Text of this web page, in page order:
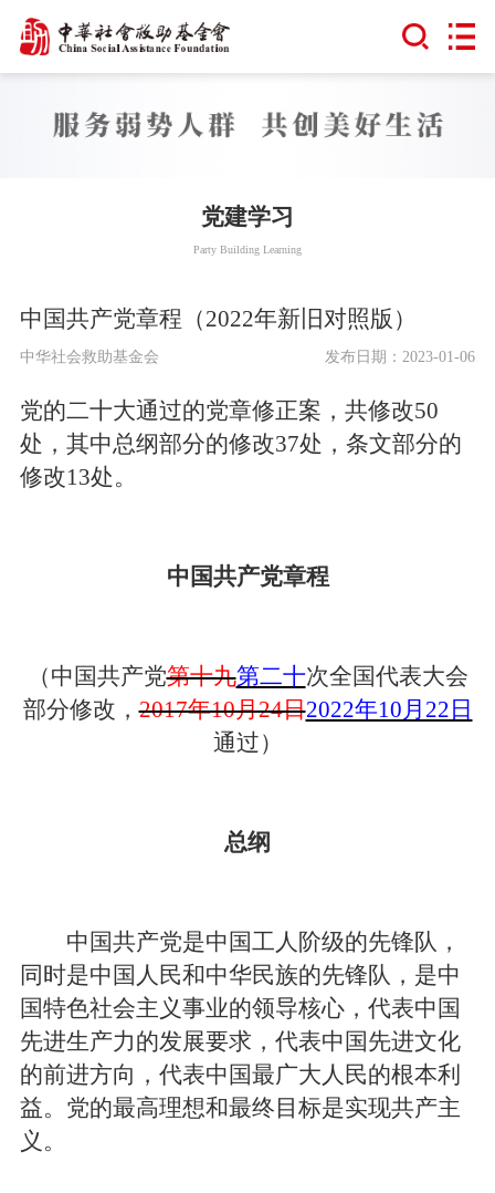
党建学习
Party Building Learning
中国共产党章程（2022年新旧对照版）
中华社会救助基金会 发布日期：2023-01-06
党的二十大通过的党章修正案，共修改50
处，其中总纲部分的修改37处，条文部分的
修改13处。
中国共产党章程
（中国共产党第十九第二十次全国代表大会
部分修改，2017年10月24日2022年10月22日
通过）
总纲
中国共产党是中国工人阶级的先锋队，
同时是中国人民和中华民族的先锋队，是中
国特色社会主义事业的领导核心，代表中国
先进生产力的发展要求，代表中国先进文化
的前进方向，代表中国最广大人民的根本利
益。党的最高理想和最终目标是实现共产主
义。